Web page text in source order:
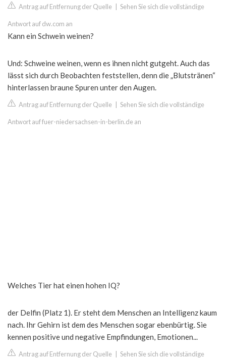
Antrag auf Entfernung der Quelle Sehen Sie sich die vollständige
Antwort auf dw.com an
Kann ein Schwein weinen?
Und: Schweine weinen, wenn es ihnen nicht gutgeht. Auch das
lässt sich durch Beobachten feststellen, denn die „Blutstränen“
hinterlassen braune Spuren unter den Augen.
Antrag auf Entfernung der Quelle Sehen Sie sich die vollständige
Antwort auf fuer-niedersachsen-in-berlin.de an
Welches Tier hat einen hohen IQ?
der Delfin (Platz 1). Er steht dem Menschen an Intelligenz kaum
nach. Ihr Gehirn ist dem des Menschen sogar ebenbürtig. Sie
kennen positive und negative Empfindungen, Emotionen...
Antrag auf Entfernung der Quelle Sehen Sie sich die vollständige